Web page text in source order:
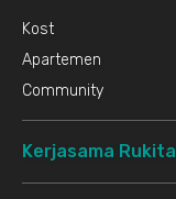
Kost
Apartemen
Community
Kerjasama Rukita